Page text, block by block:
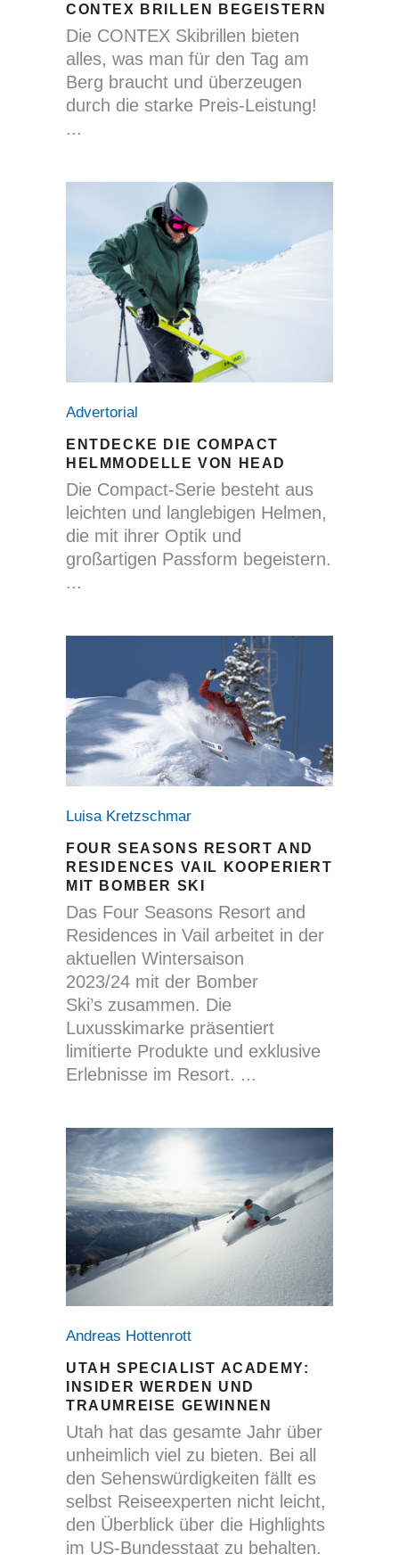
CONTEX BRILLEN BEGEISTERN
Die CONTEX Skibrillen bieten
alles, was man für den Tag am
Berg braucht und überzeugen
durch die starke Preis-Leistung!
Advertorial
ENTDECKE DIE COMPACT
HELMMODELLE VON HEAD
Die Compact-Serie besteht aus
leichten und langlebigen Helmen,
die mit ihrer Optik und
großartigen Passform begeistern.
Luisa Kretzschmar
FOUR SEASONS RESORT AND
RESIDENCES VAIL KOOPERIERT
MIT BOMBER SKI
Das Four Seasons Resort and
Residences in Vail arbeitet in der
aktuellen Wintersaison
2023/24 mit der Bomber
Ski’s zusammen. Die
Luxusskimarke präsentiert
limitierte Produkte und exklusive
Erlebnisse im Resort.
Andreas Hottenrott
UTAH SPECIALIST ACADEMY:
INSIDER WERDEN UND
TRAUMREISE GEWINNEN
Utah hat das gesamte Jahr über
unheimlich viel zu bieten. Bei all
den Sehenswürdigkeiten fällt es
selbst Reiseexperten nicht leicht,
den Überblick über die Highlights
im US-Bundesstaat zu behalten.